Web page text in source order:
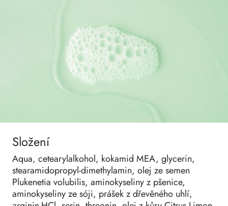
Složení
Aqua, cetearylalkohol, kokamid MEA, glycerin,
stearamidopropyl-dimethylamin, olej ze semen
Plukenetia volubilis, aminokyseliny z pšenice,
aminokyseliny ze sóji, prášek z dřevěného uhlí,